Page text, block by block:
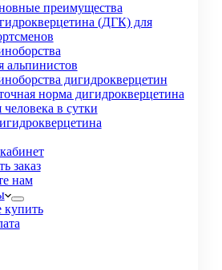
преимущества
(ДГК) для
альпинистов
дигидрокверцетин
норма дигидрокверцетина
человека в сутки
заказ
нам
купить